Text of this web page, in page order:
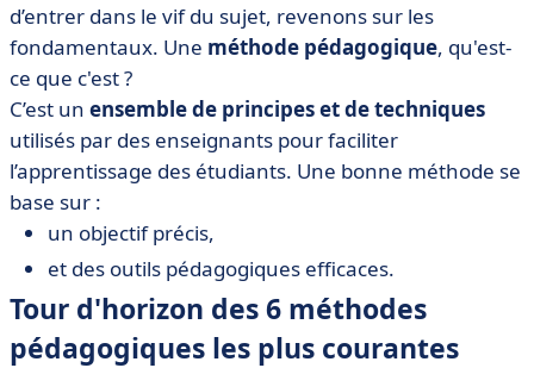
d’entrer dans le vif du sujet, revenons sur les
fondamentaux. Une méthode pédagogique, qu'est-
ce que c'est ?
C’est un ensemble de principes et de techniques
utilisés par des enseignants pour faciliter
l’apprentissage des étudiants. Une bonne méthode se
base sur :
un objectif précis,
et des outils pédagogiques efficaces.
Tour d'horizon des 6 méthodes
pédagogiques les plus courantes